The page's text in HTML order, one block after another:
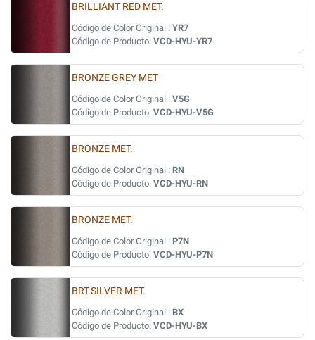
BRILLIANT RED MET.
Código de Color Original : YR7
Código de Producto: VCD-HYU-YR7
BRONZE GREY MET
Código de Color Original : V5G
Código de Producto: VCD-HYU-V5G
BRONZE MET.
Código de Color Original : RN
Código de Producto: VCD-HYU-RN
BRONZE MET.
Código de Color Original : P7N
Código de Producto: VCD-HYU-P7N
BRT.SILVER MET.
Código de Color Original : BX
Código de Producto: VCD-HYU-BX